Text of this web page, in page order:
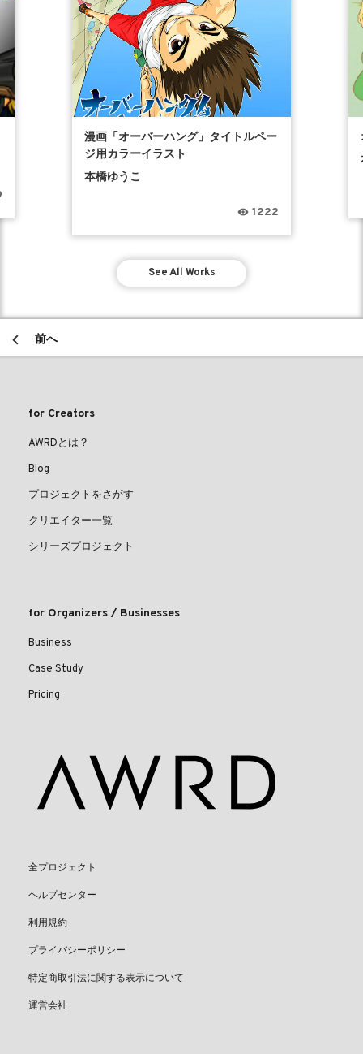
漫画「オーバーハング」タイトルペー
ジ用カラーイラスト
本橋ゆうこ
1222
See All Works
前へ
for Creators
AWRDとは？
Blog
プロジェクトをさがす
クリエイター一覧
シリーズプロジェクト
for Organizers / Businesses
Business
Case Study
Pricing
全プロジェクト
ヘルプセンター
利用規約
プライバシーポリシー
特定商取引法に関する表示について
運営会社